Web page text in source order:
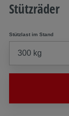
Stützräder
Stützlast im Stand